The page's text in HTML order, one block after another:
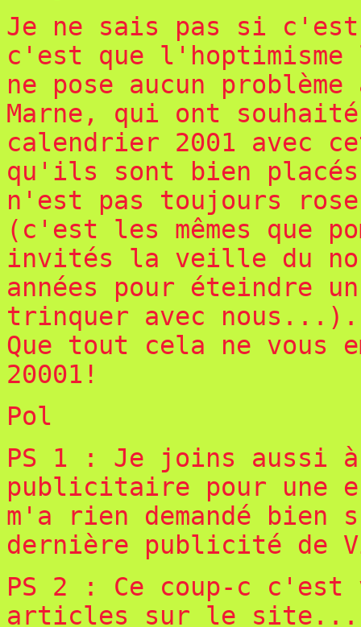
Je ne sais pas si
c'est que
ne pose aucun
Marne, qui ont
calendrier 2001 avec
qu'ils sont bien
n'est pas toujours
(c'est les mêmes que
invités la veille du
années pour éteindre
trinquer avec nous...).
Que tout cela ne vous
20001!
Pol
PS 1 : Je joins aussi à
publicitaire pour une
m'a rien demandé
dernière publicité de
PS 2 : Ce coup-c
articles sur le site...